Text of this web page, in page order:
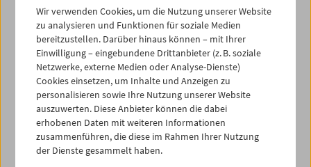
26
28 30
02
03
04 05 06 07 08
iCalender
Programmheft-PDF
English language or subtitles
< Vorherige Woche
Wir verwenden Cookies, um die Nutzung unserer Website
zu analysieren und Funktionen für soziale Medien
bereitzustellen. Darüber hinaus können – mit Ihrer
Einwilligung – eingebundene Drittanbieter (z. B. soziale
Netzwerke, externe Medien oder Analyse-Dienste)
Cookies einsetzen, um Inhalte und Anzeigen zu
personalisieren sowie Ihre Nutzung unserer Website
auszuwerten. Diese Anbieter können die dabei
erhobenen Daten mit weiteren Informationen
zusammenführen, die diese im Rahmen Ihrer Nutzung
der Dienste gesammelt haben.